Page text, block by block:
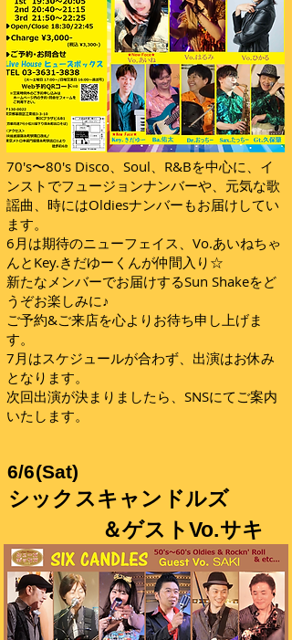
70's〜80's Disco、Soul、R&Bを中心に、イ
ンストでフュージョンナンバーや、元気な歌
謡曲、時にはOldiesナンバーもお届けしてい
ます。
6月は期待のニューフェイス、Vo.あいねちゃ
んとKey.きだゆーくんが仲間入り☆
新たなメンバーでお届けするSun Shakeをど
うぞお楽しみに♪
ご予約&ご来店を心よりお待ち申し上げま
す。
7月はスケジュールが合わず、出演はお休み
となります。
次回出演が決まりましたら、SNSにてご案内
いたします。
6/6(Sat)
​シックスキャンドルズ
＆ゲストVo.サキ